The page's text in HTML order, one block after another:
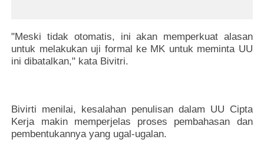
"Meski tidak otomatis, ini akan memperkuat alasan
untuk melakukan uji formal ke MK untuk meminta UU
ini dibatalkan," kata Bivitri.
Bivirti menilai, kesalahan penulisan dalam UU Cipta
Kerja makin memperjelas proses pembahasan dan
pembentukannya yang ugal-ugalan.